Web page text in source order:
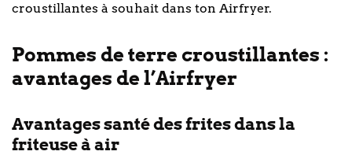
croustillantes à souhait dans ton Airfryer.
Pommes de terre croustillantes :
avantages de l’Airfryer
Avantages santé des frites dans la
friteuse à air